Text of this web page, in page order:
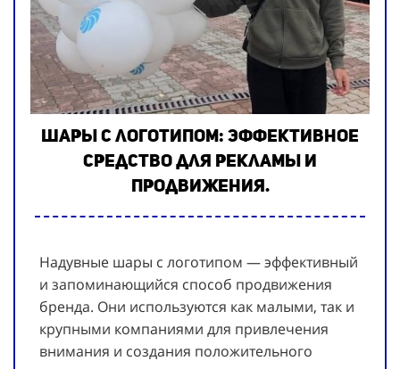
Шары с логотипом: Эффективное
средство для рекламы и
продвижения.
Надувные шары с логотипом — эффективный
и запоминающийся способ продвижения
бренда. Они используются как малыми, так и
крупными компаниями для привлечения
внимания и создания положительного